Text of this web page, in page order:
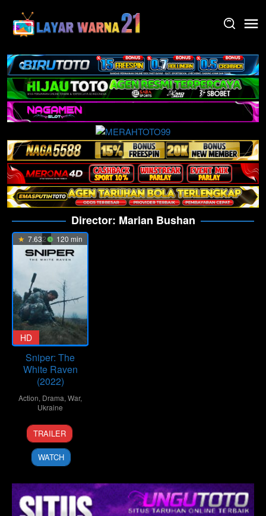
content
Director: Marian Bushan
7.632 120 min
HD
Sniper: The
White Raven
(2022)
Action, Drama,War,
Ukraine
3
May
2022
Marian
Bushan
TRAILER
WATCH